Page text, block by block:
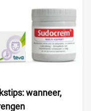
wanneer,